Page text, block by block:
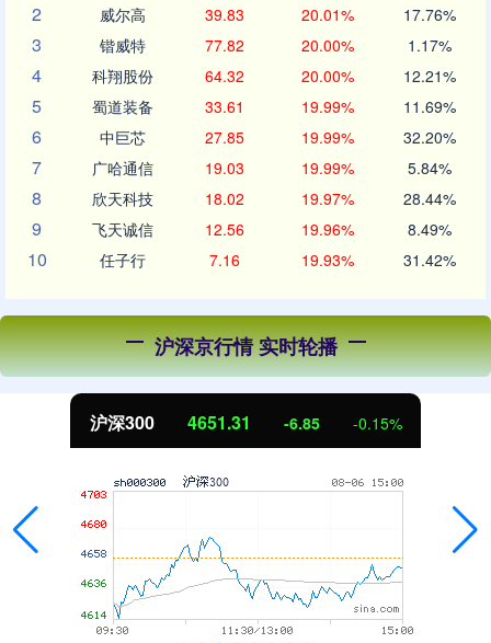
2 威尔高 39.83 20.01% 17.76%
3 锴威特 77.82 20.00% 1.17%
4 科翔股份 64.32 20.00% 12.21%
5 蜀道装备 33.61 19.99% 11.69%
6 中巨芯 27.85 19.99% 32.20%
7 广哈通信 19.03 19.99% 5.84%
8 欣天科技 18.02 19.97% 28.44%
9 飞天诚信 12.56 19.96% 8.49%
10 任子行 7.16 19.93% 31.42%
沪深京行情 实时轮播
北证50 1122.88